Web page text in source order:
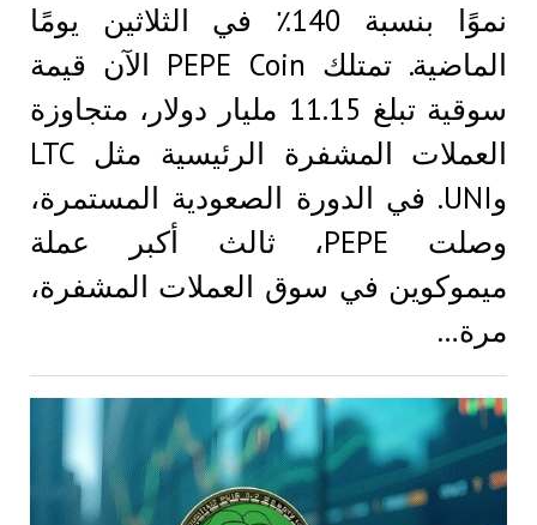
نموًا بنسبة 140٪ في الثلاثين يومًا
الماضية. تمتلك PEPE Coin الآن قيمة
سوقية تبلغ 11.15 مليار دولار، متجاوزة
العملات المشفرة الرئيسية مثل LTC
وUNI. في الدورة الصعودية المستمرة،
وصلت PEPE، ثالث أكبر عملة
ميموكوين في سوق العملات المشفرة،
مرة…